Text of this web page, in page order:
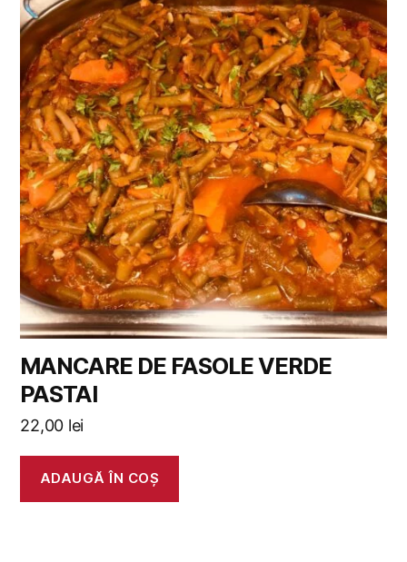
MANCARE DE FASOLE VERDE
PASTAI
22,00 lei
ADAUGĂ ÎN COȘ